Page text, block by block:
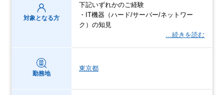
対象となる方
下記いずれかのご経験
・IT機器（ハード/サーバー/ネットワー
ク）の知見
…続きを読む
勤務地
東京都